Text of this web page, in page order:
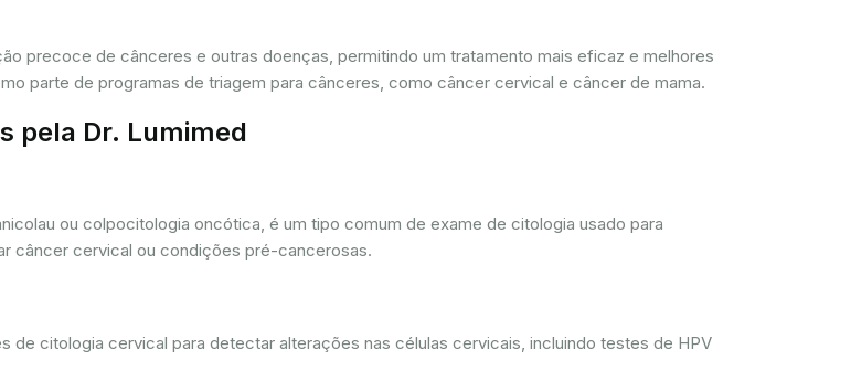
precoce de cânceres e outras doenças, permitindo um tratamento mais eficaz e melhores
parte de programas de triagem para cânceres, como câncer cervical e câncer de mama.
pela Dr. Lumimed
ou colpocitologia oncótica, é um tipo comum de exame de citologia usado para
câncer cervical ou condições pré-cancerosas.
de citologia cervical para detectar alterações nas células cervicais, incluindo testes de HPV